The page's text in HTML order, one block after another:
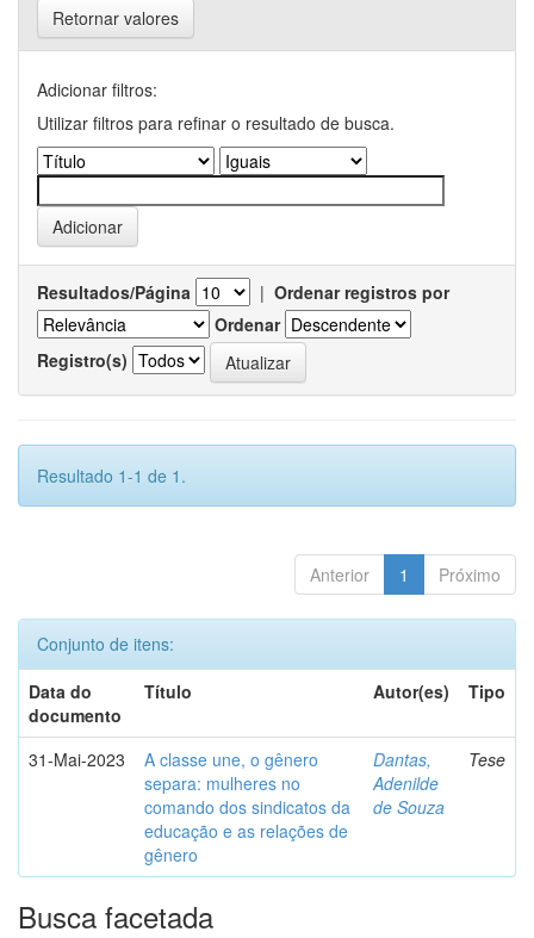
Retornar valores
Adicionar filtros:
Utilizar filtros para refinar o resultado de busca.
Resultados/Página | Ordenar registros por
Ordenar
Registro(s)
Resultado 1-1 de 1.
Anterior 1 Próximo
Conjunto de itens:
Data do
documento
Título Autor(es) Tipo
31-Mai-2023
A classe une, o gênero
separa: mulheres no
comando dos sindicatos da
educação e as relações de
gênero
Dantas,
Adenilde
de Souza
Tese
Busca facetada